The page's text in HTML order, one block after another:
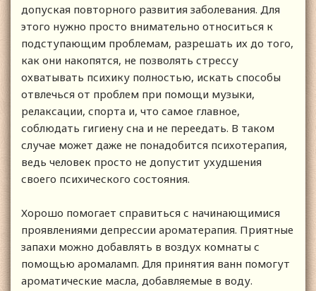
допуская повторного развития заболевания. Для
этого нужно просто внимательно относиться к
подступающим проблемам, разрешать их до того,
как они накопятся, не позволять стрессу
охватывать психику полностью, искать способы
отвлечься от проблем при помощи музыки,
релаксации, спорта и, что самое главное,
соблюдать гигиену сна и не переедать. В таком
случае может даже не понадобится психотерапия,
ведь человек просто не допустит ухудшения
своего психического состояния.
Хорошо помогает справиться с начинающимися
проявлениями депрессии ароматерапия. Приятные
запахи можно добавлять в воздух комнаты с
помощью аромаламп. Для принятия ванн помогут
ароматические масла, добавляемые в воду.